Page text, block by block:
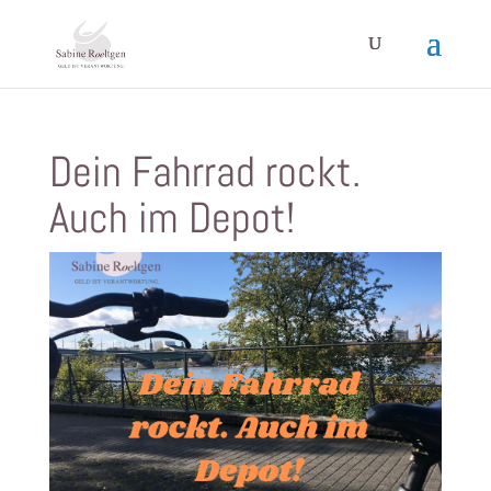
Dein Fahrrad rockt.
Auch im Depot!